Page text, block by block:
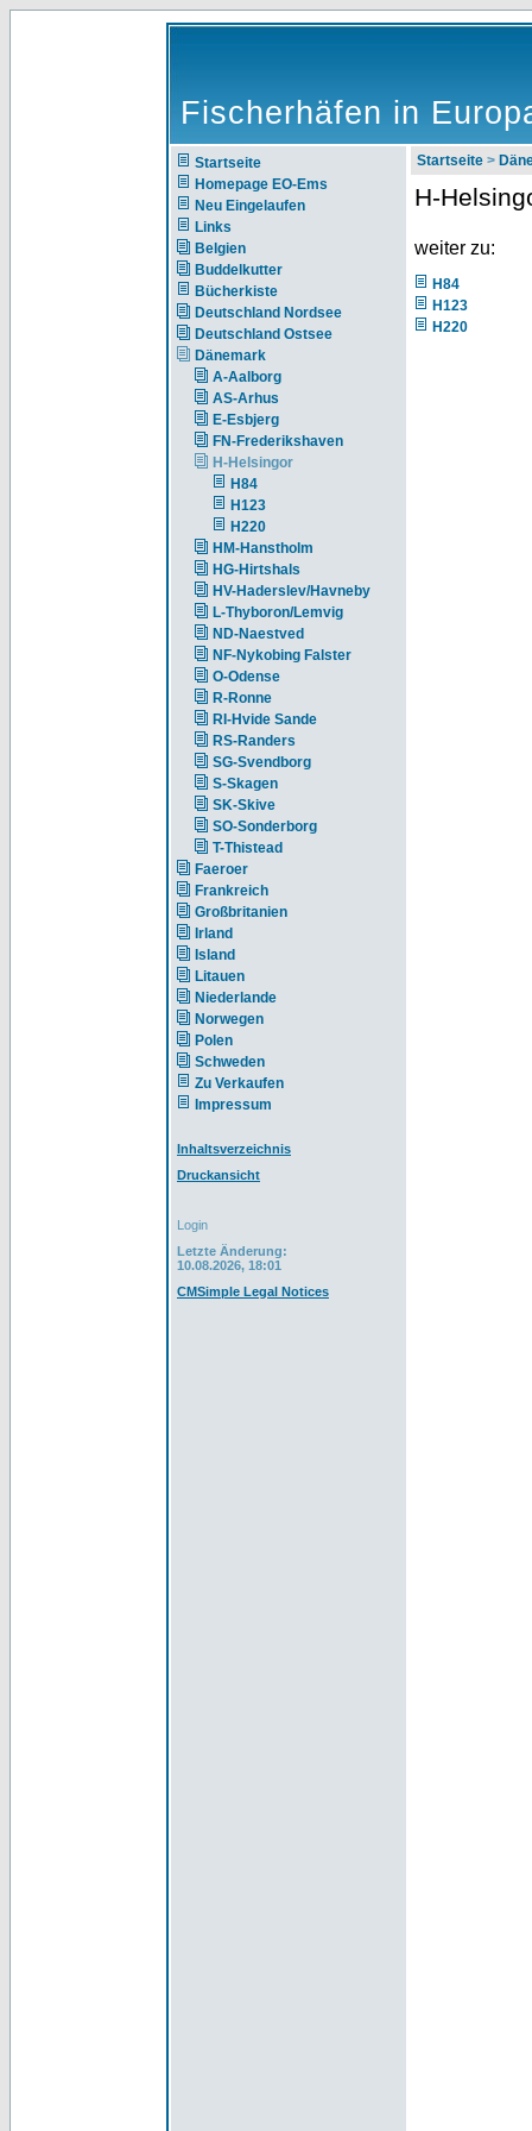
Fischerhäfen in
Startseite
Homepage EO-Ems
Neu Eingelaufen
Links
Belgien
Buddelkutter
Bücherkiste
Deutschland Nordsee
Deutschland Ostsee
Dänemark
A-Aalborg
AS-Arhus
E-Esbjerg
FN-Frederikshaven
H-Helsingor
H84
H123
H220
HM-Hanstholm
HG-Hirtshals
HV-Haderslev/Havneby
L-Thyboron/Lemvig
ND-Naestved
NF-Nykobing Falster
O-Odense
R-Ronne
RI-Hvide Sande
RS-Randers
SG-Svendborg
S-Skagen
SK-Skive
SO-Sonderborg
T-Thistead
Faeroer
Frankreich
Großbritanien
Irland
Island
Litauen
Niederlande
Norwegen
Polen
Schweden
Zu Verkaufen
Impressum
Inhaltsverzeichnis
Druckansicht
Login
Letzte Änderung:
10.08.2026, 18:01
CMSimple Legal Notices
Startseite >
H-
weiter zu:
H84
H123
H220